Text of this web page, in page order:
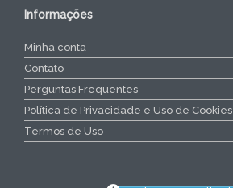
Informações
Minha conta
Contato
Perguntas Frequentes
Política de Privacidade e Uso de Cookies
Termos de Uso